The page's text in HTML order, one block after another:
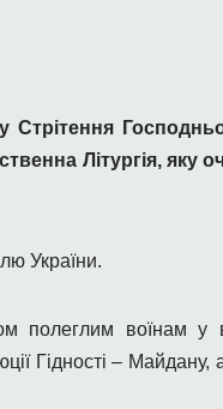
Стрітення
Літургія, яку
України.
полеглим воїнам у
Гідності – Майдану,